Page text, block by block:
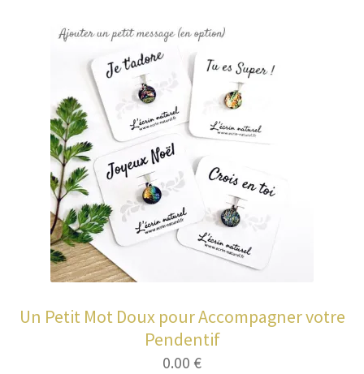
Entretien de votre bijou
Votre Panier
Contact
Un Petit Mot Doux pour Accompagner votre
Pendentif
0.00 €